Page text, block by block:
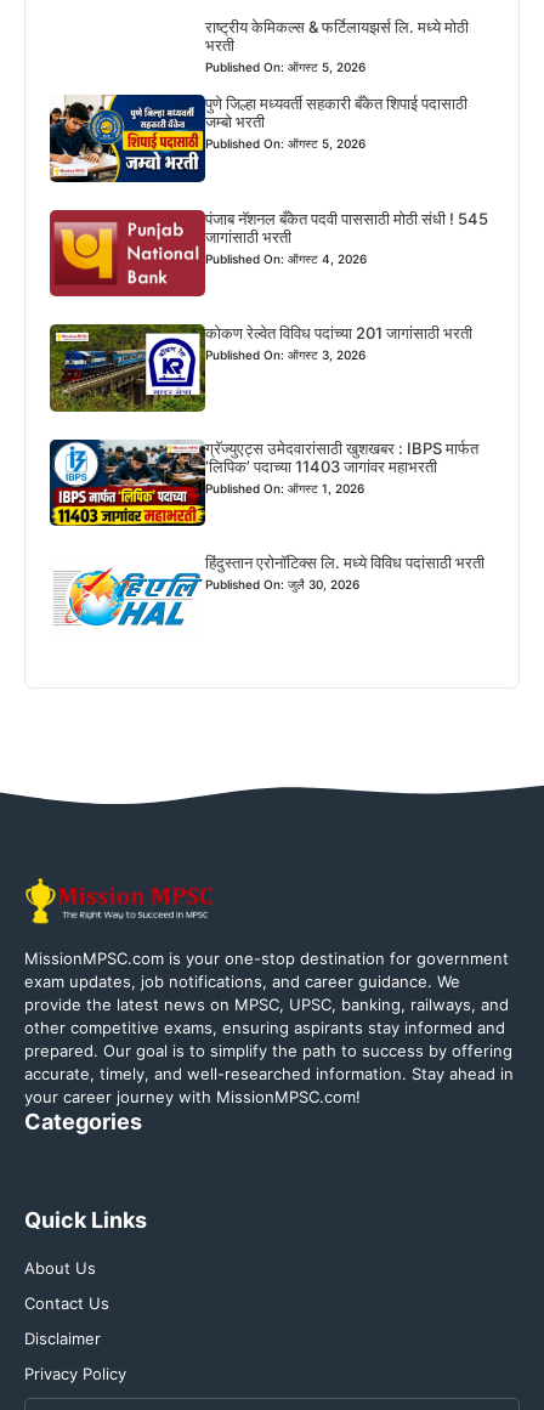
राष्ट्रीय केमिकल्स & फर्टिलायझर्स लि. मध्ये मोठी
भरती
Published On: ऑगस्ट 5, 2026
पुणे जिल्हा मध्यवर्ती सहकारी बँकेत शिपाई पदासाठी
जम्बो भरती
Published On: ऑगस्ट 5, 2026
पंजाब नॅशनल बँकेत पदवी पाससाठी मोठी संधी ! 545
जागांसाठी भरती
Published On: ऑगस्ट 4, 2026
कोकण रेल्वेत विविध पदांच्या 201 जागांसाठी भरती
Published On: ऑगस्ट 3, 2026
ग्रॅज्युएट्स उमेदवारांसाठी खुशखबर : IBPS मार्फत
‘लिपिक’ पदाच्या 11403 जागांवर महाभरती
Published On: ऑगस्ट 1, 2026
हिंदुस्तान एरोनॉटिक्स लि. मध्ये विविध पदांसाठी भरती
Published On: जुलै 30, 2026
MissionMPSC.com is your one-stop destination for government
exam updates, job notifications, and career guidance. We
provide the latest news on MPSC, UPSC, banking, railways, and
other competitive exams, ensuring aspirants stay informed and
prepared. Our goal is to simplify the path to success by offering
accurate, timely, and well-researched information. Stay ahead in
your career journey with MissionMPSC.com!
Categories
Quick Links
About Us
Contact Us
Disclaimer
Privacy Policy